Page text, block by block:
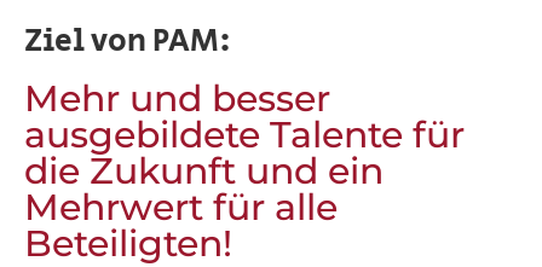
Ziel von PAM:
Mehr und besser
ausgebildete Talente für
die Zukunft und ein
Mehrwert für alle
Beteiligten!